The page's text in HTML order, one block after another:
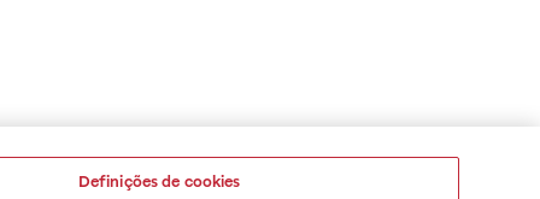
Definições de cookies